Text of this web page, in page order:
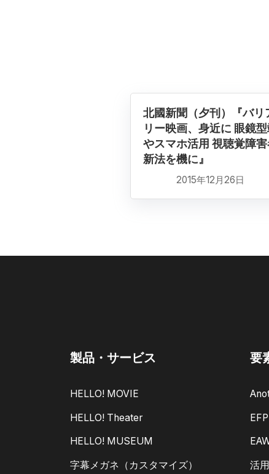
北國新聞（夕刊）『バリ
リー映画、身近に 眼鏡
やスマホ活用 視聴覚障害
新法を機に』
2015年12月26日
製品・サービス
HELLO! MOVIE
HELLO! Theater
HELLO! MUSEUM
字幕メガネ（カスタマイズ）
要
活